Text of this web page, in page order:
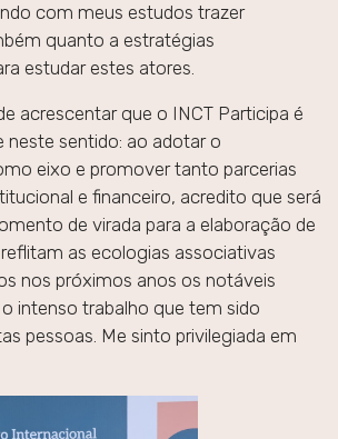
com meus estudos trazer
quanto a estratégias
estudar estes atores.
acrescentar que o INCT Participa é
neste sentido: ao adotar o
eixo e promover tanto parcerias
e financeiro, acredito que será
de virada para a elaboração de
as ecologias associativas
nos próximos anos os notáveis
intenso trabalho que tem sido
pessoas. Me sinto privilegiada em